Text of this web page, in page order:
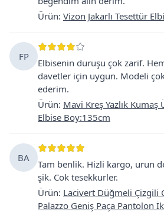
Ürün: Vizon Jakarlı Tesettür
FP
Elbisenin duruşu çok zarif.
davetler için uygun. Modeli
ederim.
Ürün: Mavi Kreş Yazlık Kumaş
Elbise Boy:135cm
BA
Tam benlik. Hizli kargo, urun
şik. Cok tesekkurler.
Ürün: Lacivert Düğmeli Çizgili
Palazzo Geniş Paça Pantolon